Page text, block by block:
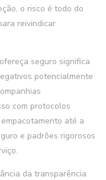
o risco é todo do
reivindicar
seguro significa
potencialmente
com protocolos
até a
e padrões rigorosos
da transparência